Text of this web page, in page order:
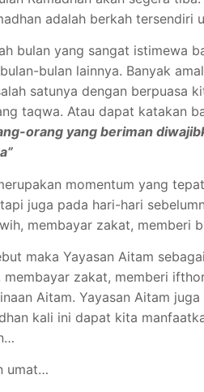
adalah berkah
bulan yang sangat istimewa
bulan lainnya. Banyak
satunya dengan berpuasa
taqwa. Atau dapat katakan
orang yang beriman
momentum yang
juga pada hari-hari
membayar zakat,
maka Yayasan Aitam
zakat, memberi
Aitam. Yayasan Aitam
kali ini dapat kita
umat…